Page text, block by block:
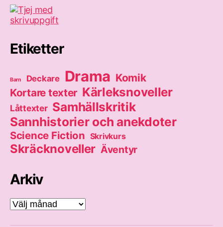
Etiketter
Barn Deckare Drama Komik
Kortare texter Kärleksnoveller
Låttexter Samhällskritik
Sannhistorier och anekdoter
Science Fiction Skrivkurs
Skräcknoveller Äventyr
Arkiv
Arkiv